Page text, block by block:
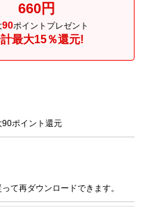
660円
90ポイントプレゼント
最大15％還元!
ポイント還元
て再ダウンロードできます。